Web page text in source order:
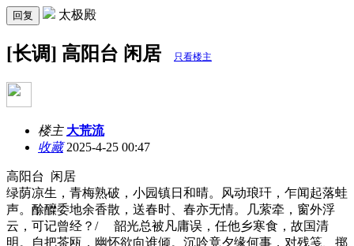
回复 太极殿
[长调] 高阳台 闲居 只看楼主
楼主 大荒流
收藏2025-4-25 00:47
高阳台 闲居
绿荫凉生，青梅熟破，小园镇日和晴。风动琅玕，乍闻起落蛙
声。酴醾委地余香散，送春时、春亦无情。几萦牵，窗外浮
云，可记曾经？/ 韶光总被凡庸误，任他乡寒食，故国清
明。自把茶瓯，幽怀欲向谁倾。沉吟竟夕缘何事，对残笺、掷